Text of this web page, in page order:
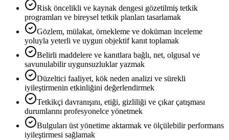
Risk öncelikli ve kaynak dengesi gözetilmiş tetkik
programları ve bireysel tetkik planları tasarlamak
Gözlem, mülakat, örnekleme ve doküman inceleme
yoluyla yeterli ve uygun objektif kanıt toplamak
Belirli maddelere ve kanıtlara bağlı, net, olgusal ve
savunulabilir uygunsuzluklar yazmak
Düzeltici faaliyet, kök neden analizi ve sürekli
iyileştirmenin etkinliğini değerlendirmek
Tetkikçi davranışını, etiği, gizliliği ve çıkar çatışması
durumlarını profesyonelce yönetmek
Bulguları üst yönetime aktarmak ve ölçülebilir performans
iyileştirmesi sağlamak